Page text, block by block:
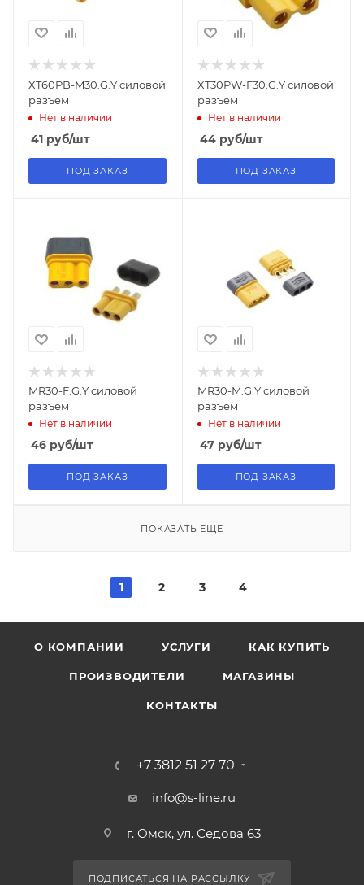
XT60PB-M30.G.Y силовой
разъем
Нет в наличии
41 руб/шт
ПОД ЗАКАЗ
XT30PW-F30.G.Y силовой
разъем
Нет в наличии
44руб/шт
ПОД ЗАКАЗ
MR30-F.G.Y силовой
разъем
Нет в наличии
46 руб/шт
ПОД ЗАКАЗ
MR30-M.G.Y силовой
разъем
Нет в наличии
47руб/шт
ПОД ЗАКАЗ
ПОКАЗАТЬ ЕЩЕ
1 2 3 4
О КОМПАНИИ УСЛУГИ КАК КУПИТЬ
ПРОИЗВОДИТЕЛИ МАГАЗИНЫ
КОНТАКТЫ
+7 3812 51 27 70
info@s-line.ru
г. Омск, ул. Седова 63
ПОДПИСАТЬСЯ НА РАССЫЛКУ